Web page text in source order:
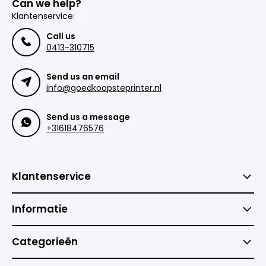
Can we help?
Klantenservice:
Call us
0413-310715
Send us an email
info@goedkoopsteprinter.nl
Send us a message
+31618476576
Klantenservice
Informatie
Categorieën